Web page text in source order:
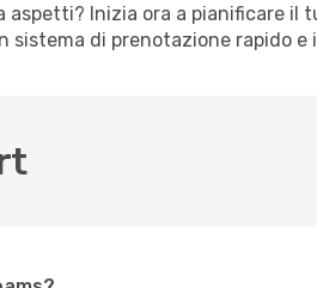
Inizia ora a pianificare il
sistema di prenotazione rapido